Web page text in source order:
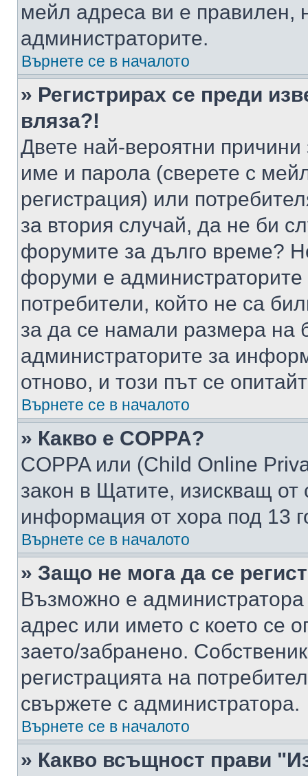
мейл адреса ви е правилен,
администраторите.
Върнете се в началото
» Регистрирах се преди
вляза?!
Двете най-вероятни
име и парола (сверете с
регистрация) или
за втория случай, да не би
форумите за дълго време?
форуми е администраторите
потребители, който не са
за да се намали размера на
администраторите за
отново, и този път се
Върнете се в началото
» Какво е COPPA?
COPPA или (Child Online
закон в Щатите, изискващ от
информация от хора под 13
Върнете се в началото
» Защо не мога да се
Възможно е
адрес или името с което се
заето/забранено.
регистрацията на
свържете с администратора.
Върнете се в началото
» Какво всъщност прави